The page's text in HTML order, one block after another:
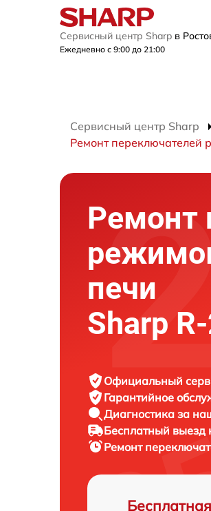
Сервисный центр Sharp в
Ежедневно с 9:00 до 21:00
Сервисный центр Sharp
Ремонт переключателей
Ремонт
печи
Sharp
Официальный
Гарантийное
Диагностика за
Бесплатный выезд
Ремонт